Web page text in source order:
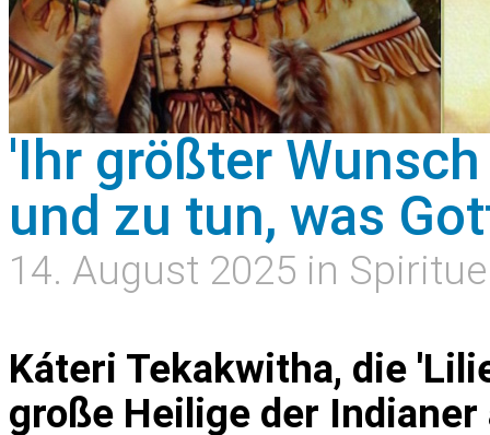
'Ihr größter
und zu tun, was
14. August 2025 in
Káteri Tekakwitha, die
große Heilige der Indianer